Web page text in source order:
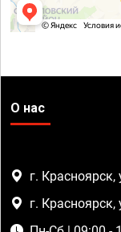
О нас
г. Красноярск,
г.